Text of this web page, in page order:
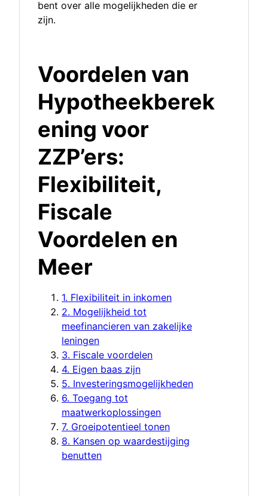
bent over alle mogelijkheden die er
zijn.
Voordelen van
Hypotheekberek
ening voor
ZZP’ers:
Flexibiliteit,
Fiscale
Voordelen en
Meer
1. Flexibiliteit in inkomen
2. Mogelijkheid tot
meefinancieren van zakelijke
leningen
3. Fiscale voordelen
4. Eigen baas zijn
5. Investeringsmogelijkheden
6. Toegang tot
maatwerkoplossingen
7. Groeipotentieel tonen
8. Kansen op waardestijging
benutten